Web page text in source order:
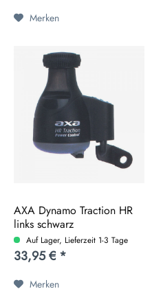
Merken
AXA Dynamo Traction HR
links schwarz
Auf Lager, Lieferzeit 1-3 Tage
33,95 € *
Merken